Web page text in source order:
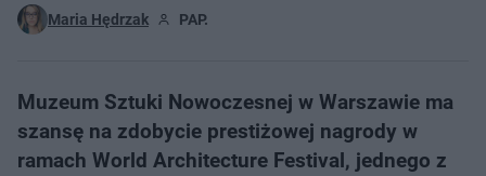
Maria Hędrzak PAP.
Muzeum Sztuki Nowoczesnej w Warszawie ma
szansę na zdobycie prestiżowej nagrody w
ramach World Architecture Festival, jednego z